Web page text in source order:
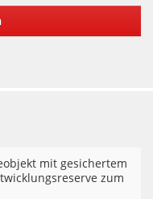
mit gesichertem
zum